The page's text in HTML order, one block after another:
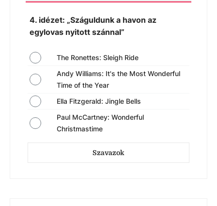
4. idézet: „Száguldunk a havon az
egylovas nyitott szánnal”
The Ronettes: Sleigh Ride
Andy Williams: It's the Most Wonderful
Time of the Year
Ella Fitzgerald: Jingle Bells
Paul McCartney: Wonderful
Christmastime
Szavazok